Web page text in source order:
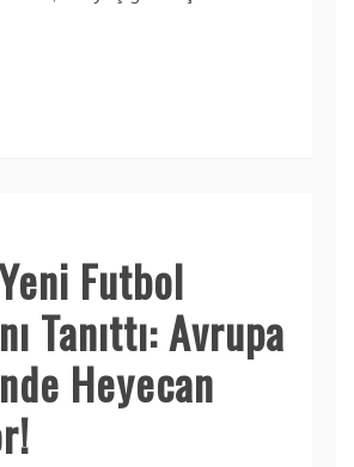
Futbol
Tanıttı: Avrupa
Heyecan